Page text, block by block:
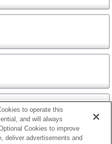
to operate this
and will always
Cookies to improve
deliver advertisements and